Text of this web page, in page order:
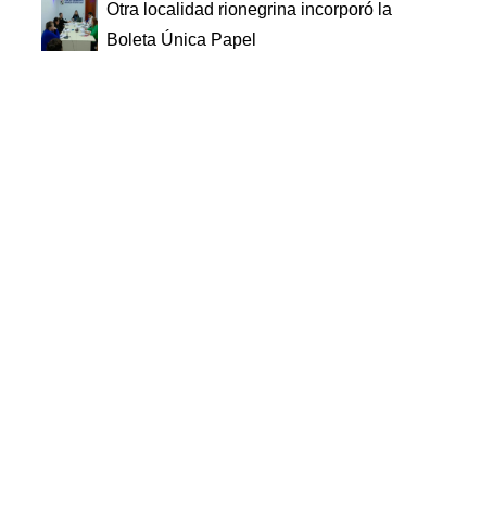
Otra localidad rionegrina incorporó la
Boleta Única Papel